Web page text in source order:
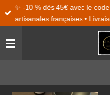
Passer
principal
✨ -10 % dès 45€ avec le
artisanales françaises •